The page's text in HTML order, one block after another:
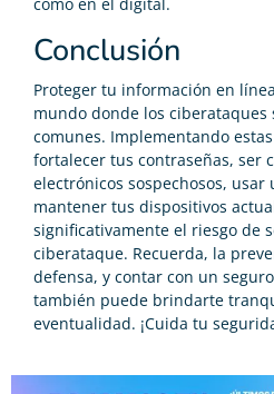
Conclusión
Proteger tu información en
mundo donde los ciberataques
comunes. Implementando
fortalecer tus contraseñas, ser
electrónicos sospechosos,
mantener tus dispositivos
significativamente el riesgo de
ciberataque. Recuerda, la
defensa, y contar con un
también puede brindarte
eventualidad. ¡Cuida tu